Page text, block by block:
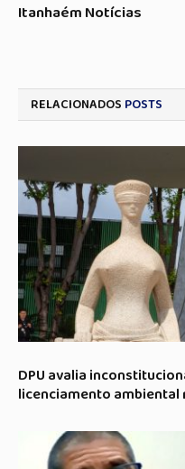
Itanhaém Notícias
RELACIONADOS POSTS
DPU avalia
licenciamento ambiental